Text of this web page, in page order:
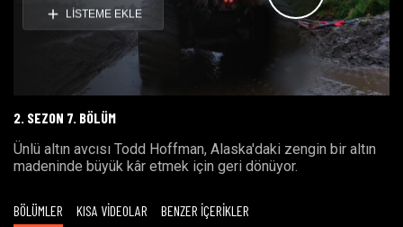
Videoyu
Oynat
LİSTEME EKLE
2. SEZON 7. BÖLÜM
Ünlü altın avcısı Todd Hoffman, Alaska'daki zengin bir altın
madeninde büyük kâr etmek için geri dönüyor.
BÖLÜMLER KISA VİDEOLAR BENZER İÇERİKLER